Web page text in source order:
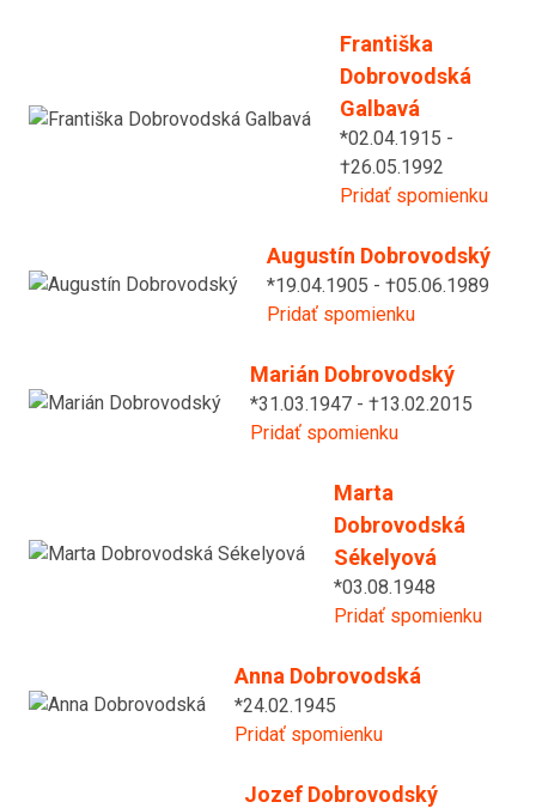
Františka
Dobrovodská
Galbavá
*02.04.1915 -
†26.05.1992
Pridať spomienku
Augustín Dobrovodský
*19.04.1905 - †05.06.1989
Pridať spomienku
Marián Dobrovodský
*31.03.1947 - †13.02.2015
Pridať spomienku
Marta
Dobrovodská
Sékelyová
*03.08.1948
Pridať spomienku
Anna Dobrovodská
*24.02.1945
Pridať spomienku
Jozef Dobrovodský